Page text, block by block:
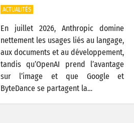
ACTUALITÉS
En juillet 2026, Anthropic domine
nettement les usages liés au langage,
aux documents et au développement,
tandis qu’OpenAI prend l’avantage
sur l’image et que Google et
ByteDance se partagent la…